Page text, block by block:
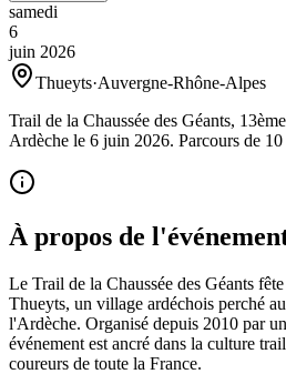
samedi
6
juin 2026
Thueyts·Auvergne-Rhône-Alpes
Trail de la Chaussée des Géants,
Ardèche le 6 juin 2026. Parcours de
À propos de
Le Trail de la Chaussée des Géants
Thueyts, un village ardéchois perché
l'Ardèche. Organisé depuis 2010 par
événement est ancré dans la culture
coureurs de toute la France.